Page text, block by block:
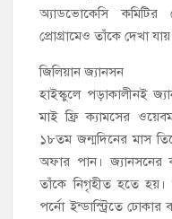
অ্যাডভোকেসি কমিটির
প্রোগ্রামেও তাঁকে দেখা
জিলিয়ান জ্যানসন
হাইস্কুলে পড়াকালীনই
মাই ফ্রি ক্যামসের
১৮তম জন্মদিনের মাস
অফার পান। জ্যানসনের
তাঁকে নিগৃহীত হতে
পর্নো ইন্ডাস্ট্রিতে ঢোকার